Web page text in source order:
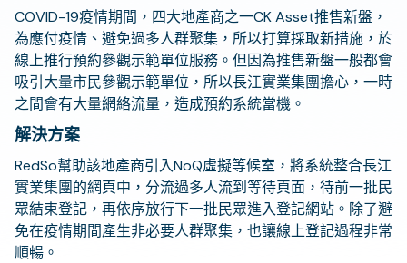
COVID-19疫情期間，四大地產商之一CK Asset推售新盤，
為應付疫情、避免過多人群聚集，所以打算採取新措施，於
線上推行預約參觀示範單位服務。但因為推售新盤一般都會
吸引大量市民參觀示範單位，所以長江實業集團擔心，一時
之間會有大量網絡流量，造成預約系統當機。
解決方案
RedSo幫助該地產商引入NoQ虛擬等候室，將系統整合長江
實業集團的網頁中，分流過多人流到等待頁面，待前一批民
眾結束登記，再依序放行下一批民眾進入登記網站。除了避
免在疫情期間產生非必要人群聚集，也讓線上登記過程非常
順暢。